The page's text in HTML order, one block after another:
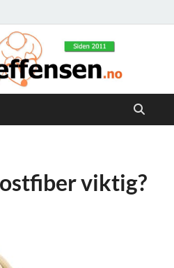
viktig?